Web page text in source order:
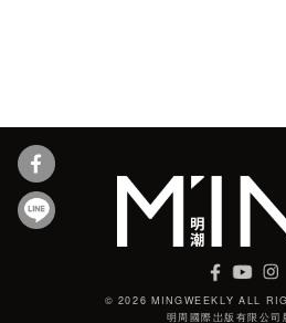
© 2026 MINGWEEKLY ALL
明周國際岀版有限公司